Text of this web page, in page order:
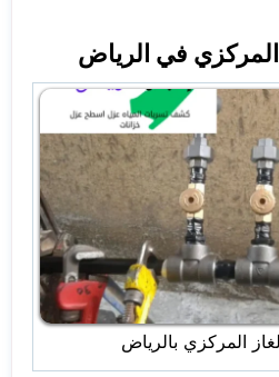
في الرياض
المركزي بالرياض